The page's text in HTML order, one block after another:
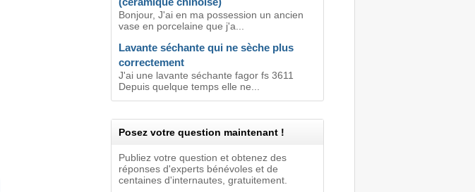
Bonjour, J'ai en ma possession un ancien
vase en porcelaine que j'a...
Lavante séchante qui ne sèche plus
correctement
J'ai une lavante séchante fagor fs 3611
Depuis quelque temps elle ne...
Posez votre question maintenant !
Publiez votre question et obtenez des
réponses d'experts bénévoles et de
centaines d'internautes, gratuitement.